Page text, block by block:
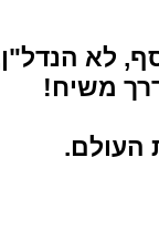
לא
משיח!